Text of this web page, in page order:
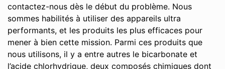
contactez-nous dès le début du problème. Nous
sommes habilités à utiliser des appareils ultra
performants, et les produits les plus efficaces pour
mener à bien cette mission. Parmi ces produits que
nous utilisons, il y a entre autres le bicarbonate et
l’acide chlorhydrique, deux composés chimiques dont